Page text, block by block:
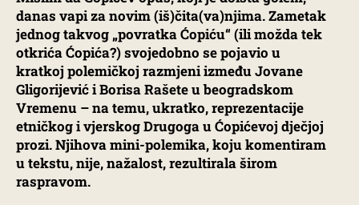
danas vapi za novim (iš)čita(va)njima. Zametak
jednog takvog „povratka Ćopiću“ (ili možda tek
otkrića Ćopića?) svojedobno se pojavio u
kratkoj polemičkoj razmjeni između Jovane
Gligorijević i Borisa Rašete u beogradskom
Vremenu – na temu, ukratko, reprezentacije
etničkog i vjerskog Drugoga u Ćopićevoj dječjoj
prozi. Njihova mini-polemika, koju komentiram
u tekstu, nije, nažalost, rezultirala širom
raspravom.